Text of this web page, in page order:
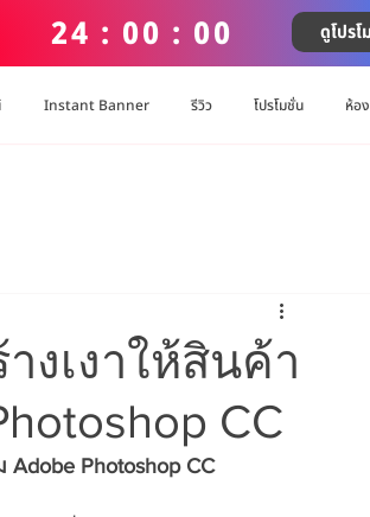
24 : 00 : 00 ดูโปร
Instant Banner รีวิว โปรโมชั่น ห้อ
งเงาให้สินค้า
CC
Photoshop CC